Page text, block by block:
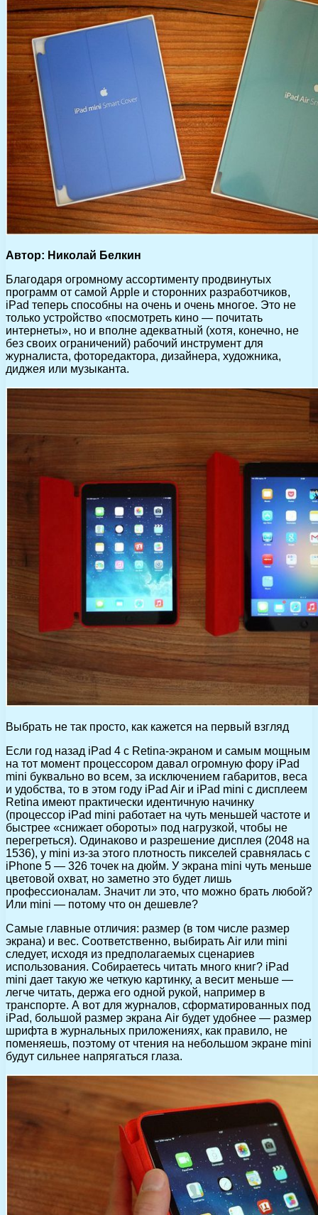
Автор: Николай Белкин
Благодаря огромному ассортименту продвинутых
программ от самой Apple и сторонних разработчиков,
iPad теперь способны на очень и очень многое. Это не
только устройство «посмотреть кино — почитать
интернеты», но и вполне адекватный (хотя, конечно, не
без своих ограничений) рабочий инструмент для
журналиста, фоторедактора, дизайнера, художника,
диджея или музыканта.
Выбрать не так просто, как кажется на первый взгляд
Если год назад iPad 4 с Rеtina-экраном и самым мощным
на тот момент процессором давал огромную фору iPad
mini буквально во всем, за исключением габаритов, веса
и удобства, то в этом году iPad Air и iPad mini с дисплеем
Retina имеют практически идентичную начинку
(процессор iPad mini работает на чуть меньшей частоте и
быстрее «снижает обороты» под нагрузкой, чтобы не
перегреться). Одинаково и разрешение дисплея (2048 на
1536), у mini из-за этого плотность пикселей сравнялась с
iPhone 5 — 326 точек на дюйм. У экрана mini чуть меньше
цветовой охват, но заметно это будет лишь
профессионалам. Значит ли это, что можно брать любой?
Или mini — потому что он дешевле?
Самые главные отличия: размер (в том числе размер
экрана) и вес. Соответственно, выбирать Air или mini
следует, исходя из предполагаемых сценариев
использования. Собираетесь читать много книг? iPad
mini дает такую же четкую картинку, а весит меньше —
легче читать, держа его одной рукой, например в
транспорте. А вот для журналов, сформатированных под
iPad, большой размер экрана Air будет удобнее — размер
шрифта в журнальных приложениях, как правило, не
поменяешь, поэтому от чтения на небольшом экране mini
будут сильнее напрягаться глаза.